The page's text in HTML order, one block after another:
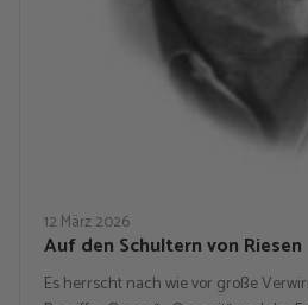
12 März 2026
Auf den Schultern von Riesen
Es herrscht nach wie vor große